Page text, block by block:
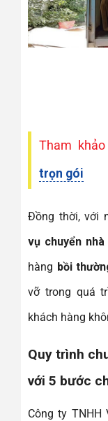
Tham
trọn gói
Đồng thời, với
vụ chuyển
hàng bồi
vỡ trong quá
khách hàng
Quy trình
với 5 bước
Công ty TNHH